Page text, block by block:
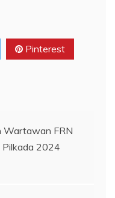
Pinterest
Wartawan FRN
Pilkada 2024